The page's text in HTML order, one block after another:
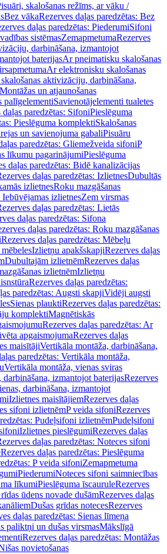
skalošanas režīms, ar vāku /
Bez vākaRezerves daļas paredzētas: Bez
daļas paredzētas: PiederumiSifoni
sistēmasZemapmetumaRezerves
darbināšana, izmantojot
baterijasAr pneimatisku skalošanas
Ar elektronisku skalošanas
aktivizāciju, darbināšana,
Montāžas un atjaunošanas
palīgelementiSavienotājelementi tualetes
daļas paredzētas: SifoniPieslēguma
Pieslēguma komplektiSkalošanas
un savienojuma gabaliPisuāru
paredzētas: Gliemežveida sifoniP
līkumu pagarinājumiPieslēguma
daļas paredzētas: Bidē kanalizācijas
daļas paredzētas: IzlietnesDubultās
izlietnesRoku mazgāšanas
Iebūvējamas izlietnesZem virsmas
daļas paredzētas: Lietās
daļas paredzētas: Sifona
daļas paredzētas: Roku mazgāšanas
Rezerves daļas paredzētas: Mēbeļu
Izlietņu apakšskapjiRezerves daļas
Dubultajām izlietnēmRezerves daļas
izlietnēmIzlietņu
Rezerves daļas paredzētas:
paredzētas: Augsti skapjiVidēji augsti
Sienas plauktiRezerves daļas paredzētas:
komplektiMagnētiskās
Rezerves daļas paredzētas: Ar
apgaismojumaRezerves daļas
maisītājiVertikāla montāža, darbināšana,
paredzētas: Vertikāla montāža,
Vertikāla montāža, vienas sviras
darbināšana, izmantojot baterijasRezerves
darbināšana, izmantojot
Izlietnes maisītājiemRezerves daļas
sifoni izlietnēmP veida sifoniRezerves
Pudeļsifoni izlietnēmPudeļsifoni
Izlietnes pieslēgumiRezerves daļas
daļas paredzētas: Noteces sifoni
Rezerves daļas paredzētas: Pieslēguma
P veida sifoniZemapmetuma
PiederumiNoteces sifoni saimniecības
līkumiPieslēguma īscauruleRezerves
ūdens novade dušāmRezerves daļas
Dušas grīdas notecesRezerves
daļas paredzētas: Sienas līmeņa
paliktņi un dušas virsmasMākslīgā
Rezerves daļas paredzētas: Montāžas
novietošanas